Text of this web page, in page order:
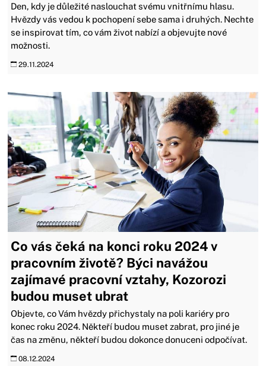
Den, kdy je důležité naslouchat svému vnitřnímu hlasu.
Hvězdy vás vedou k pochopení sebe sama i druhých. Nechte
se inspirovat tím, co vám život nabízí a objevujte nové
možnosti.
29.11.2024
Co vás čeká na konci roku 2024 v
pracovním životě? Býci navážou
zajímavé pracovní vztahy, Kozorozi
budou muset ubrat
Objevte, co Vám hvězdy přichystaly na poli kariéry pro
konec roku 2024. Někteří budou muset zabrat, pro jiné je
čas na změnu, někteří budou dokonce donuceni odpočívat.
08.12.2024